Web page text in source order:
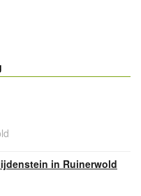
in Ruinerwold